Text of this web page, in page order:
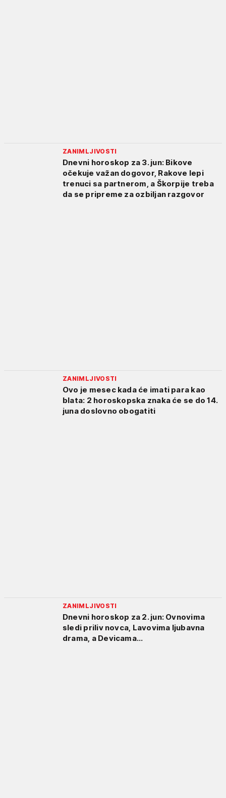
ZANIMLJIVOSTI
Dnevni horoskop za 3. jun: Bikove
očekuje važan dogovor, Rakove lepi
trenuci sa partnerom, a Škorpije treba
da se pripreme za ozbiljan razgovor
ZANIMLJIVOSTI
Ovo je mesec kada će imati para kao
blata: 2 horoskopska znaka će se do 14.
juna doslovno obogatiti
ZANIMLJIVOSTI
Dnevni horoskop za 2. jun: Ovnovima
sledi priliv novca, Lavovima ljubavna
drama, a Devicama...